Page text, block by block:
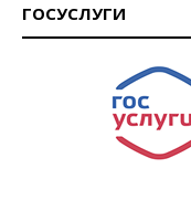
ГОСУСЛУГИ